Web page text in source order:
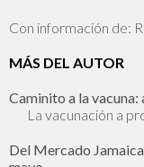
Con información de:
MÁS DEL AUTOR
Caminito a la vacuna:
La vacunación a
Del Mercado